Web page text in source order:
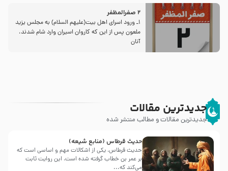
2 صفرالمظفر
1ـ ورود اسراى اهل بیت‌(علیهم السلام) به مجلس یزید
ملعون پس از این كه كاروان اسیران وارد شام شدند،
آنان
جدیدترین مقالات
جدیدترین مقالات و مطالب منتشر شده
حدیث قرطاس (منابع شیعه)
حدیث قرطاس، یکی از اشکالات مهم و اساسی است که
بر عمر بن خطاب گرفته شده است، این روایت ثابت
می‌کند که...